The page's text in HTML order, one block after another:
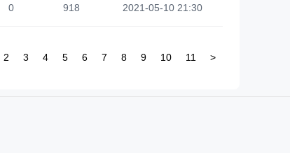
0 918 2021-05-10 21:30
2 3 4 5 6 7 8 9 10 11 >